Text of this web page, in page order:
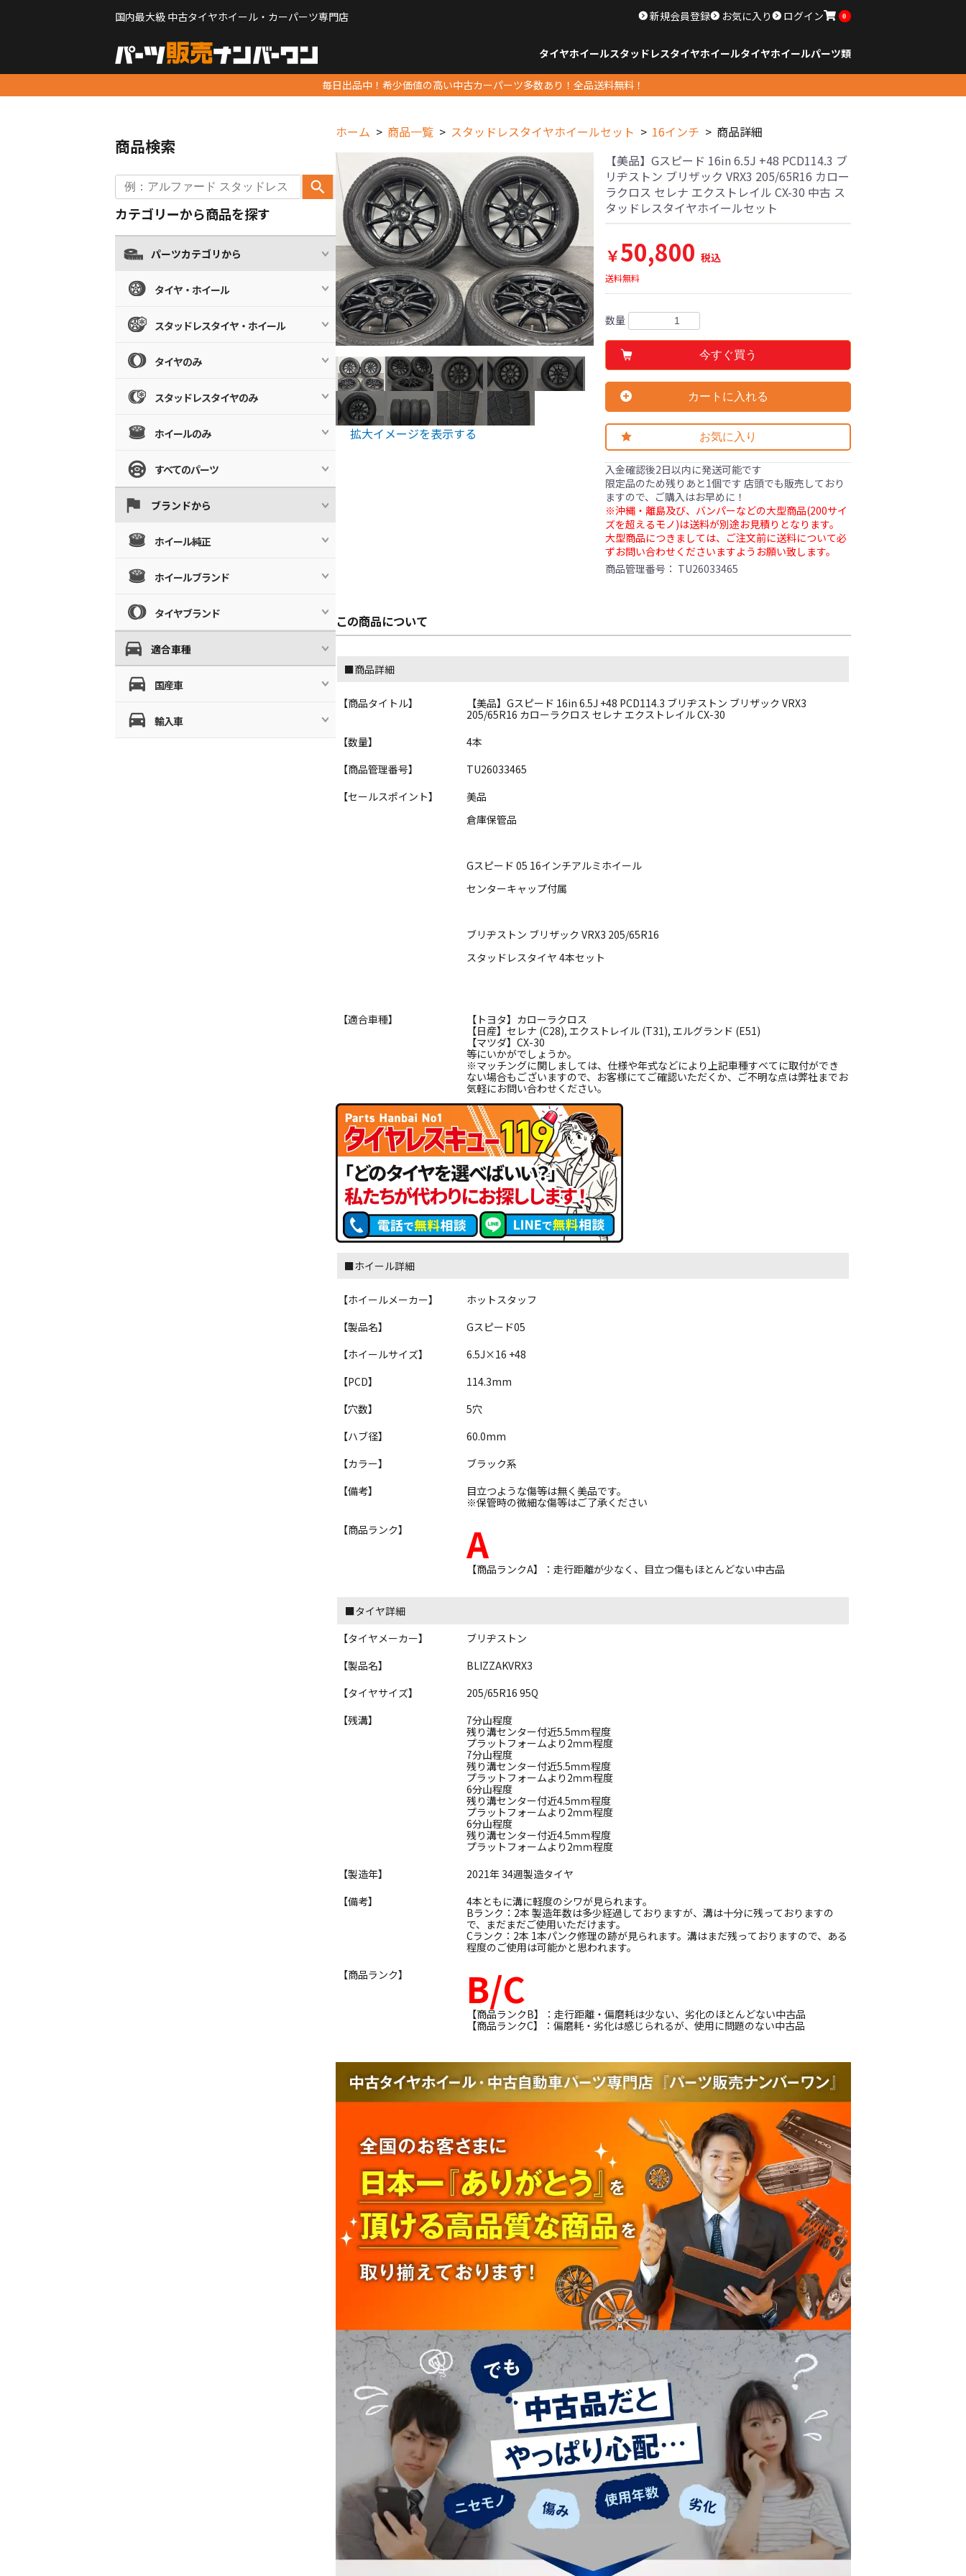
国内最大級 中古タイヤホイール・カーパーツ専門店 新規会員登録 お気に入り ログイン 0
タイヤホイールスタッドレスタイヤホイールタイヤホイールパーツ類
毎日出品中！希少価値の高い中古カーパーツ多数あり！全品送料無料！
ホーム 商品一覧 スタッドレスタイヤホイールセット 16インチ 商品詳細
拡大イメージを表示する
【美品】Gスピード 16in 6.5J +48 PCD114.3 ブ
リヂストン ブリザック VRX3 205/65R16 カロー
ラクロス セレナ エクストレイル CX-30 中古 ス
タッドレスタイヤホイールセット
￥50,800 税込
送料無料
数量
今すぐ買う
カートに入れる
お気に入り
入金確認後2日以内に発送可能です
限定品のため残りあと1個です 店頭でも販売しており
ますので、ご購入はお早めに！
※沖縄・離島及び、バンパーなどの大型商品(200サイ
ズを超えるモノ)は送料が別途お見積りとなります。
大型商品につきましては、ご注文前に送料について必
ずお問い合わせくださいますようお願い致します。
商品管理番号： TU26033465
この商品について
■商品詳細
【商品タイトル】
【美品】Gスピード 16in 6.5J +48 PCD114.3 ブリヂストン ブリザック VRX3
205/65R16 カローラクロス セレナ エクストレイル CX-30
【数量】
4本
【商品管理番号】
TU26033465
【セールスポイント】
美品
倉庫保管品
Gスピード 05 16インチアルミホイール
センターキャップ付属
ブリヂストン ブリザック VRX3 205/65R16
スタッドレスタイヤ 4本セット
【適合車種】
【トヨタ】カローラクロス
【日産】セレナ (C28), エクストレイル (T31), エルグランド (E51)
【マツダ】CX-30
等にいかがでしょうか。
※マッチングに関しましては、仕様や年式などにより上記車種すべてに取付ができ
ない場合もございますので、お客様にてご確認いただくか、ご不明な点は弊社までお
気軽にお問い合わせください。
■ホイール詳細
【ホイールメーカー】
ホットスタッフ
【製品名】
Gスピード05
【ホイールサイズ】
6.5J×16 +48
【PCD】
114.3mm
【穴数】
5穴
【ハブ径】
60.0mm
【カラー】
ブラック系
【備考】
目立つような傷等は無く美品です。
※保管時の微細な傷等はご了承ください
【商品ランク】
A
【商品ランクA】：走行距離が少なく、目立つ傷もほとんどない中古品
■タイヤ詳細
【タイヤメーカー】
ブリヂストン
【製品名】
BLIZZAKVRX3
【タイヤサイズ】
205/65R16 95Q
【残溝】
7分山程度
残り溝センター付近5.5ｍｍ程度
プラットフォームより2ｍｍ程度
7分山程度
残り溝センター付近5.5ｍｍ程度
プラットフォームより2ｍｍ程度
6分山程度
残り溝センター付近4.5ｍｍ程度
プラットフォームより2ｍｍ程度
6分山程度
残り溝センター付近4.5ｍｍ程度
プラットフォームより2ｍｍ程度
【製造年】
2021年 34週製造タイヤ
【備考】
4本ともに溝に軽度のシワが見られます。
Bランク：2本 製造年数は多少経過しておりますが、溝は十分に残っておりますの
で、まだまだご使用いただけます。
Cランク：2本 1本パンク修理の跡が見られます。溝はまだ残っておりますので、ある
程度のご使用は可能かと思われます。
【商品ランク】
B/C
【商品ランクB】：走行距離・偏磨耗は少ない、劣化のほとんどない中古品
【商品ランクC】：偏磨耗・劣化は感じられるが、使用に問題のない中古品
商品検索
カテゴリーから商品を探す
パーツカテゴリから
タイヤ・ホイール
スタッドレスタイヤ・ホイール
タイヤのみ
スタッドレスタイヤのみ
ホイールのみ
すべてのパーツ
ブランドから
ホイール純正
ホイールブランド
タイヤブランド
適合車種
国産車
輸入車